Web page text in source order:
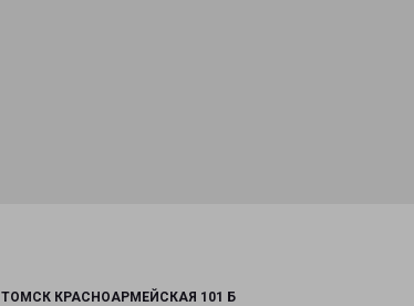
ТОМСК КРАСНОАРМЕЙСКАЯ 101 Б